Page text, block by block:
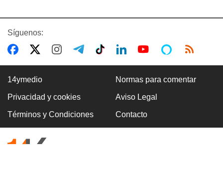
Premio Literario Lourdes Gil 2026 en Poesía
Síguenos:
14ymedio Normas para comentar
Privacidad y cookies Aviso Legal
Términos y Condiciones Contacto